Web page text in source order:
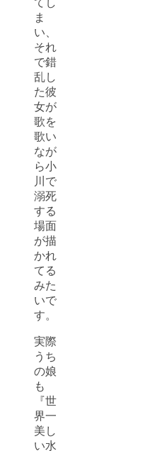
ま
い、
それ
で錯
乱し
た彼
女が
歌を
歌い
なが
ら小
川で
溺死
する
場面
が描
かれ
てる
みた
いで
す。
実際
うち
の娘
も
『世
界一
美し
い水